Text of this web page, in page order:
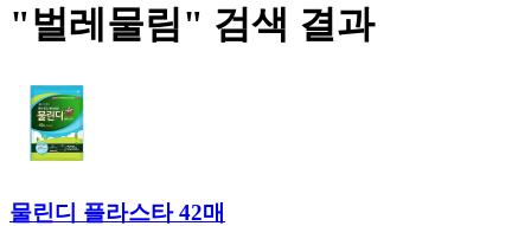
"벌레물림" 검색 결과
물린디 플라스타 42매